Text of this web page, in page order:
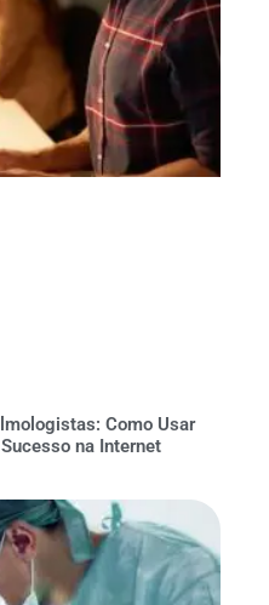
Como Usar
na Internet